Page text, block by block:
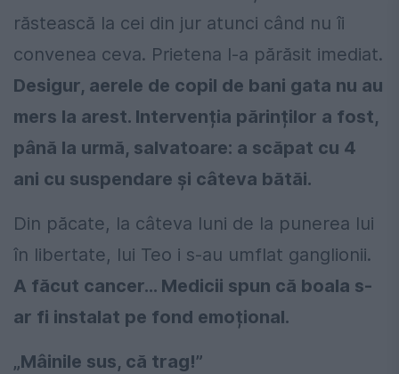
răstească la cei din jur atunci când nu îi
convenea ceva. Prietena l-a părăsit imediat.
Desigur, aerele de copil de bani gata nu au
mers la arest. Intervenția părinților a fost,
până la urmă, salvatoare: a scăpat cu 4
ani cu suspendare și câteva bătăi.
Din păcate, la câteva luni de la punerea lui
în libertate, lui Teo i s-au umflat ganglionii.
A făcut cancer... Medicii spun că boala s-
ar fi instalat pe fond emoțional.
„Mâinile sus, că trag!”